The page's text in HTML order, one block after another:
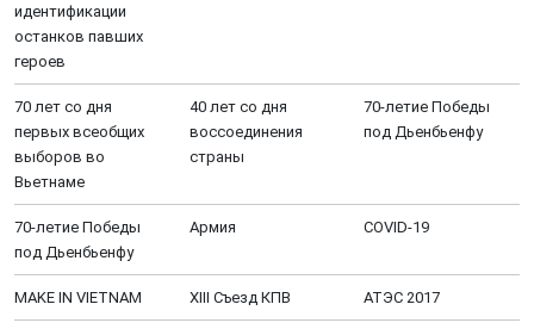
идентификации
останков павших
героев
70 лет со дня
первых всеобщих
выборов во
Вьетнаме
40 лет со дня
воссоединения
страны
70-летие Победы
под Дьенбьенфу
70-летие Победы
под Дьенбьенфу
Aрмия COVID-19
MAKE IN VIETNAM XIII Cъезд КПВ АТЭС 2017